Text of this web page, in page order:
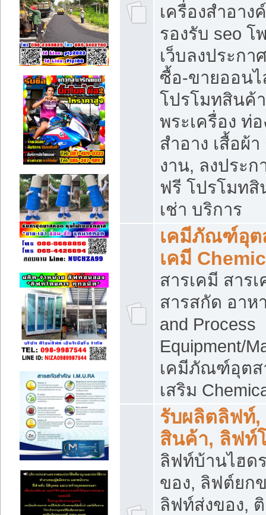
เครื่องสำอา
รองรับ seo โ
เว็บลงประก
ซื้อ-ขายออน
โปรโมทสินค้
พระเครื่อง ท่อ
สำอาง เสื้อผ้
งาน, ลงประ
ฟรี โปรโมท
เช่า บริการ
เคมีภัณฑ์อุต
เคมี
สารเคมี สาร
สารสกัด อาห
and Process
Equipment/
เคมีภัณฑ์อุตส
เสริม
รับผลิตลิฟท์
สินค้า, ลิฟท์
ลิฟท์บ้านไฮด
ของ, ลิฟต์ยก
ลิฟท์ส่งของ,